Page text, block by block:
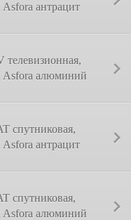
антрацит
телевизионная,
Asfora алюминий
спутниковая,
антрацит
спутниковая,
Asfora алюминий